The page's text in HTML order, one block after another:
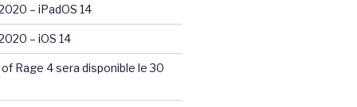
– iPadOS 14
– iOS 14
Rage 4 sera disponible le 30